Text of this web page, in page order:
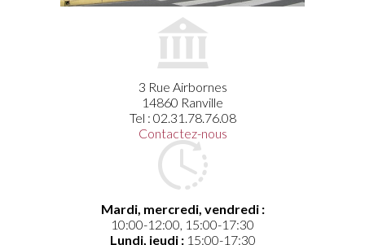
3 Rue Airbornes
14860 Ranville
Tel : 02.31.78.76.08
Contactez-nous
Mardi, mercredi, vendredi :
10:00-12:00, 15:00-17:30
Lundi, jeudi :15:00-17:30